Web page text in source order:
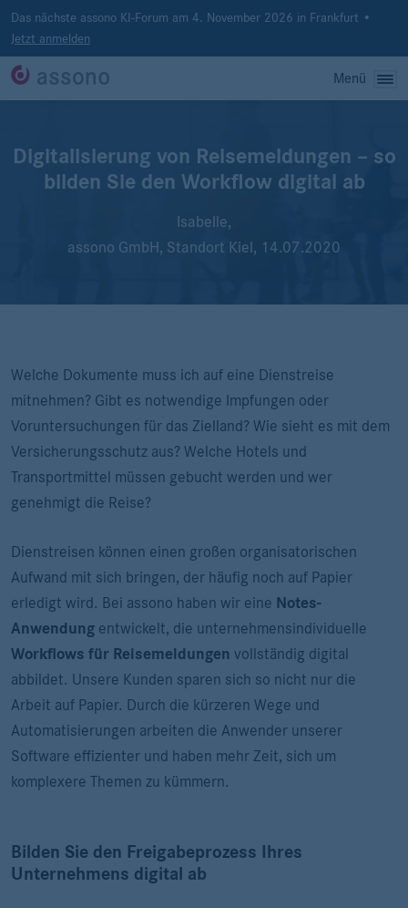
Das nächste assono KI-Forum am 4. November 2026 in Frankfurt •
Jetzt anmelden
Menü
Digitalisierung von Reisemeldungen – so
bilden Sie den Workflow digital ab
Isabelle,
assono GmbH, Standort Kiel, 14.07.2020
Welche Dokumente muss ich auf eine Dienstreise
mitnehmen? Gibt es notwendige Impfungen oder
Voruntersuchungen für das Zielland? Wie sieht es mit dem
Versicherungsschutz aus? Welche Hotels und
Transportmittel müssen gebucht werden und wer
genehmigt die Reise?
Dienstreisen können einen großen organisatorischen
Aufwand mit sich bringen, der häufig noch auf Papier
erledigt wird. Bei assono haben wir eine Notes-
Anwendung entwickelt, die unternehmensindividuelle
Workflows für Reisemeldungen vollständig digital
abbildet. Unsere Kunden sparen sich so nicht nur die
Arbeit auf Papier. Durch die kürzeren Wege und
Automatisierungen arbeiten die Anwender unserer
Software effizienter und haben mehr Zeit, sich um
komplexere Themen zu kümmern.
Bilden Sie den Freigabeprozess Ihres
Unternehmens digital ab